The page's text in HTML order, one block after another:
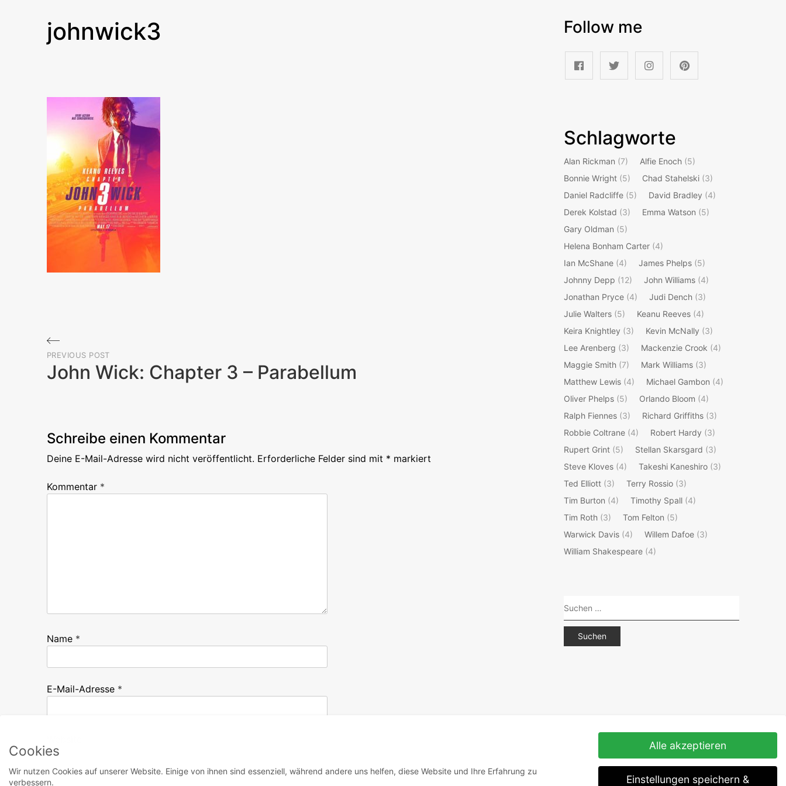
johnwick3
Beitragsnavigation
PREVIOUS POST
John Wick: Chapter 3 – Parabellum
Schreibe einen Kommentar
Deine E-Mail-Adresse wird nicht veröffentlicht. Erforderliche Felder sind mit * markiert
Kommentar *
Name *
E-Mail-Adresse *
Follow me
Schlagworte
Alan Rickman (7) Alfie Enoch (5)
Bonnie Wright (5) Chad Stahelski (3)
Daniel Radcliffe (5) David Bradley (4)
Derek Kolstad (3) Emma Watson (5)
Gary Oldman (5)
Helena Bonham Carter (4)
Ian McShane (4) James Phelps (5)
Johnny Depp (12) John Williams (4)
Jonathan Pryce (4) Judi Dench (3)
Julie Walters (5) Keanu Reeves (4)
Keira Knightley (3) Kevin McNally (3)
Lee Arenberg (3) Mackenzie Crook (4)
Maggie Smith (7) Mark Williams (3)
Matthew Lewis (4) Michael Gambon (4)
Oliver Phelps (5) Orlando Bloom (4)
Ralph Fiennes (3) Richard Griffiths (3)
Robbie Coltrane (4) Robert Hardy (3)
Rupert Grint (5) Stellan Skarsgard (3)
Steve Kloves (4) Takeshi Kaneshiro (3)
Ted Elliott (3) Terry Rossio (3)
Tim Burton (4) Timothy Spall (4)
Tim Roth (3) Tom Felton (5)
Warwick Davis (4) Willem Dafoe (3)
William Shakespeare (4)
Suchen
Cookies
Wir nutzen Cookies auf unserer Website. Einige von ihnen sind essenziell, während andere uns helfen, diese Website und Ihre Erfahrung zu
verbessern.
Alle akzeptieren
Einstellungen speichern &